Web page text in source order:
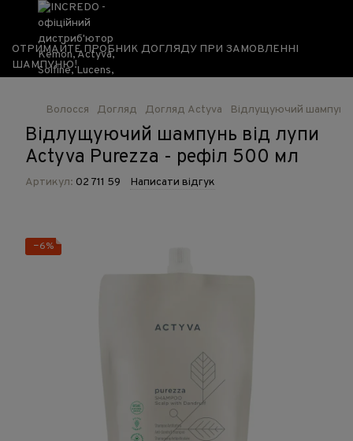
ОТРИМАЙТЕ ПРОБНИК ДОГЛЯДУ ПРИ ЗАМОВЛЕННІ
ШАМПУНЮ!
Волосся Догляд Догляд Actyva Відлущуючий шампунь
Відлущуючий шампунь від лупи
Actyva Purezza - рефіл 500 мл
Артикул: 02 711 59 Написати відгук
−6%